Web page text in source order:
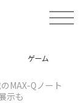
t
o
v
ゲーム
MAX-Qノート
示も